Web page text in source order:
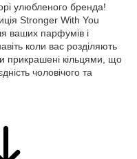
улюбленого бренда!
Stronger With You
ваших парфумів і
коли вас розділяють
прикрашені кільцями, що
чоловічого та